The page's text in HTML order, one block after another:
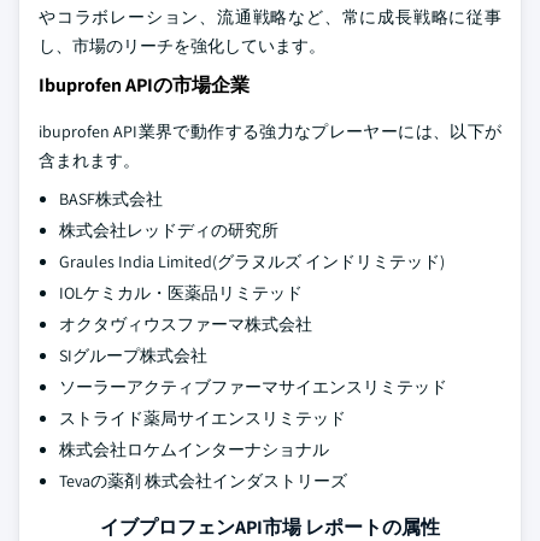
やコラボレーション、流通戦略など、常に成長戦略に従事
し、市場のリーチを強化しています。
Ibuprofen APIの市場企業
ibuprofen API業界で動作する強力なプレーヤーには、以下が
含まれます。
BASF株式会社
株式会社レッドディの研究所
Graules India Limited(グラヌルズ インドリミテッド)
IOLケミカル・医薬品リミテッド
オクタヴィウスファーマ株式会社
SIグループ株式会社
ソーラーアクティブファーマサイエンスリミテッド
ストライド薬局サイエンスリミテッド
株式会社ロケムインターナショナル
Tevaの薬剤 株式会社インダストリーズ
イブプロフェンAPI市場 レポートの属性